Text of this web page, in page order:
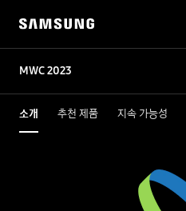
MWC 2023
소개 추천 제품 지속 가능성